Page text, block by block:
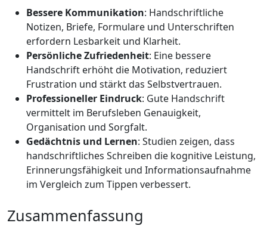
Bessere Kommunikation: Handschriftliche
Notizen, Briefe, Formulare und Unterschriften
erfordern Lesbarkeit und Klarheit.
Persönliche Zufriedenheit: Eine bessere
Handschrift erhöht die Motivation, reduziert
Frustration und stärkt das Selbstvertrauen.
Professioneller Eindruck: Gute Handschrift
vermittelt im Berufsleben Genauigkeit,
Organisation und Sorgfalt.
Gedächtnis und Lernen: Studien zeigen, dass
handschriftliches Schreiben die kognitive Leistung,
Erinnerungsfähigkeit und Informationsaufnahme
im Vergleich zum Tippen verbessert.
Zusammenfassung